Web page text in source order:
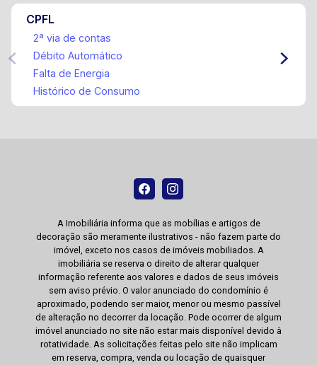
CPFL
2ª via de contas
Débito Automático
Falta de Energia
Histórico de Consumo
A Imobiliária informa que as mobílias e artigos de
decoração são meramente ilustrativos - não fazem parte do
imóvel, exceto nos casos de imóveis mobiliados. A
imobiliária se reserva o direito de alterar qualquer
informação referente aos valores e dados de seus imóveis
sem aviso prévio. O valor anunciado do condomínio é
aproximado, podendo ser maior, menor ou mesmo passível
de alteração no decorrer da locação. Pode ocorrer de algum
imóvel anunciado no site não estar mais disponível devido à
rotatividade. As solicitações feitas pelo site não implicam
em reserva, compra, venda ou locação de quaisquer